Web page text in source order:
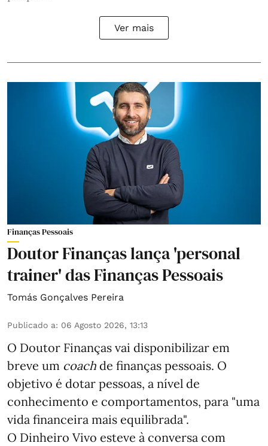
Ver mais
Finanças Pessoais
Doutor Finanças lança 'personal
trainer' das Finanças Pessoais
Tomás Gonçalves Pereira
Publicado a: 06 Agosto 2026, 13:13
O Doutor Finanças vai disponibilizar em
breve um coach de finanças pessoais. O
objetivo é dotar pessoas, a nível de
conhecimento e comportamentos, para "uma
vida financeira mais equilibrada".
O Dinheiro Vivo esteve à conversa com